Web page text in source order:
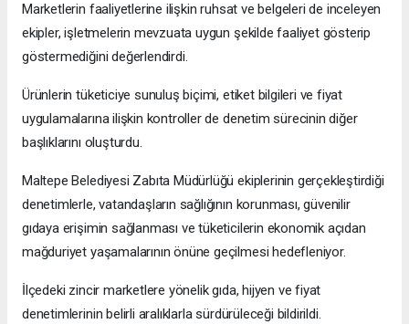
Marketlerin faaliyetlerine ilişkin ruhsat ve belgeleri de inceleyen
ekipler, işletmelerin mevzuata uygun şekilde faaliyet gösterip
göstermediğini değerlendirdi.
Ürünlerin tüketiciye sunuluş biçimi, etiket bilgileri ve fiyat
uygulamalarına ilişkin kontroller de denetim sürecinin diğer
başlıklarını oluşturdu.
Maltepe Belediyesi Zabıta Müdürlüğü ekiplerinin gerçekleştirdiği
denetimlerle, vatandaşların sağlığının korunması, güvenilir
gıdaya erişimin sağlanması ve tüketicilerin ekonomik açıdan
mağduriyet yaşamalarının önüne geçilmesi hedefleniyor.
İlçedeki zincir marketlere yönelik gıda, hijyen ve fiyat
denetimlerinin belirli aralıklarla sürdürüleceği bildirildi.